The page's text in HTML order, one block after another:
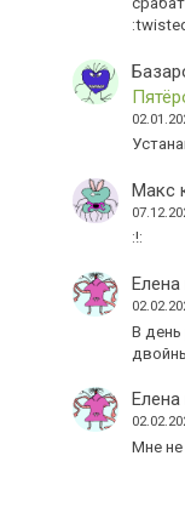
Макс
:!:
Елена
В день
Елена
Мне не